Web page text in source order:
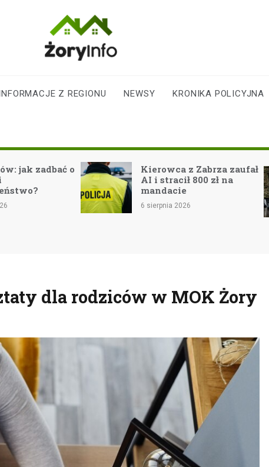
mieszkańców
Żor
Z REGIONU NEWSY KRONIKA POLICYJNA
o
Kierowca z Zabrza zaufał
AI i stracił 800 zł na
mandacie
6 sierpnia 2026
dla rodziców w MOK Żory